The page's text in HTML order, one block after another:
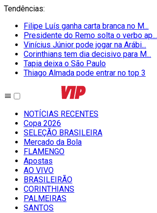
Tendências:
Filipe Luís ganha carta branca no M...
Presidente do Remo solta o verbo ap...
Vinícius Júnior pode jogar na Arábi...
Corinthians tem dia decisivo para M...
Tapia deixa o São Paulo
Thiago Almada pode entrar no top 3
NOTÍCIAS RECENTES
Copa 2026
SELEÇÃO BRASILEIRA
Mercado da Bola
FLAMENGO
Apostas
AO VIVO
BRASILEIRÃO
CORINTHIANS
PALMEIRAS
SANTOS